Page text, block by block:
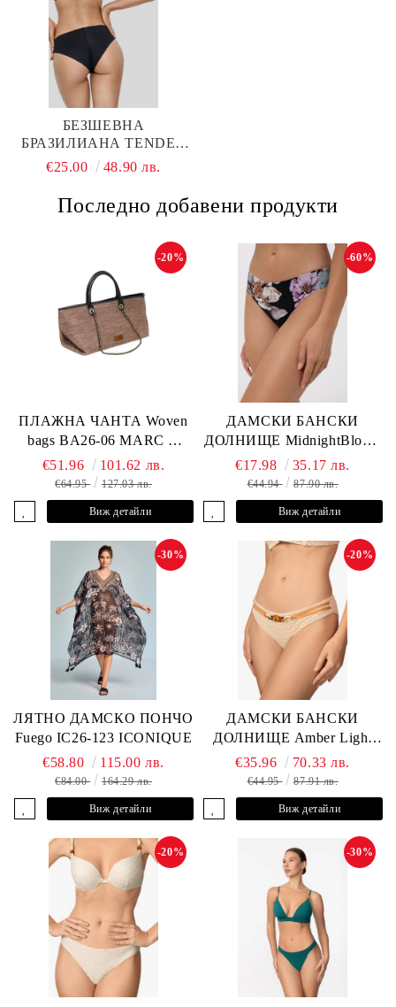
БЕЗШЕВНА
БРАЗИЛИАНА TENDER
SKIN W21-1493-BZO-SZ€25.00 48.90 лв.
Последно добавени продукти
ПЛАЖНА ЧАНТА Woven
bags BA26-06 MARC &
ANDRE
-20%
€51.96 101.62 лв.
€64.95 127.03 лв.
Виж детайли
ДАМСКИ БАНСКИ
ДОЛНИЩЕ MidnightBloom
L2505-Z-MCR MARC &
ANDRE
-60%
€17.98 35.17 лв.
€44.94 87.90 лв.
Виж детайли
ЛЯТНО ДАМСКО ПОНЧО
Fuego IC26-123 ICONIQUE
-30%
€58.80 115.00 лв.
€84.00 164.29 лв.
Виж детайли
ДАМСКИ БАНСКИ
ДОЛНИЩЕ Amber Light
L2605-Z-MCB MARC &
ANDRE
-20%
€35.96 70.33 лв.
€44.95 87.91 лв.
Виж детайли
-20% -30%